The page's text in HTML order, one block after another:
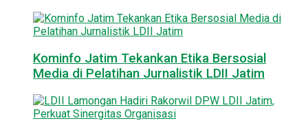
Kominfo Jatim Tekankan Etika Bersosial
Media di Pelatihan Jurnalistik LDII Jatim